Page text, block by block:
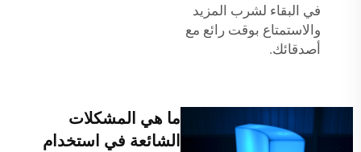
في البقاء لشرب المزيد
والاستمتاع بوقت رائع مع
أصدقائك.
ما هي المشكلات
الشائعة في استخدام